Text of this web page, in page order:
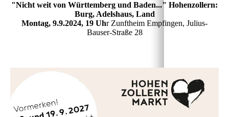
"Nicht weit von Württemberg und Baden..." Hohenzollern:
Burg, Adelshaus, Land
Montag, 9.9.2024, 19 Uhr Zunftheim Empfingen, Julius-
Bauser-Straße 28